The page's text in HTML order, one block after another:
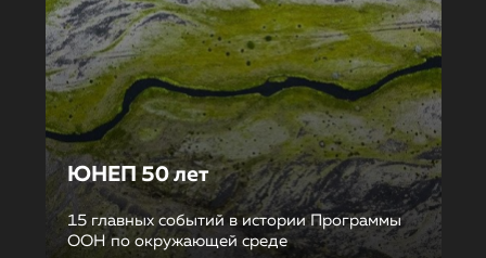
ЮНЕП 50 лет
15 главных событий в истории Программы
ООН по окружающей среде